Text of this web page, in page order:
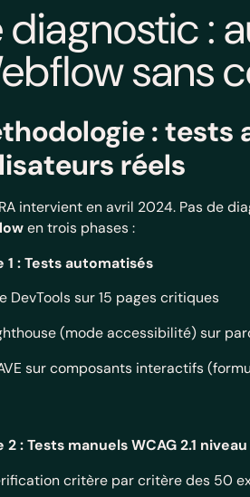
diagnostic :
sans
: tests
réels
intervient en avril 2024. Pas de
en trois phases :
1 : Tests automatisés
DevTools sur 15 pages critiques
(mode accessibilité) sur
sur composants interactifs
2 : Tests manuels WCAG 2.1
critère par critère des 50